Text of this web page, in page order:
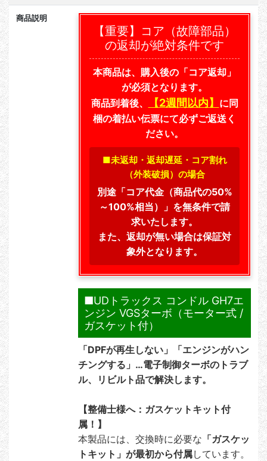
商品説明
【重要】コア（故障部品）
の返却が絶対条件です
本商品は、購入後の「コア返却」
が必須となります。
商品到着後、
【2週間以内】 に同
梱の着払い伝票にて必ずご返送く
ださい。
■未返却・返却遅延・コア割れ
（外装破損）の場合
別途「コア代金（商品代の50%
～100%相当）」を無条件で請
求いたします。
また、返却が無い場合は保証対
象外となります。
■UDトラックス コンドル GH7エ
ンジン VGSターボ（モーター式 /
ガスケット付）
「DPFが再生しない」「エンジンがハン
チングする」…電子制御ターボのトラブ
ル、リビルト品で解決します。
【整備士様へ：ガスケットキット付
属！】
本製品には、交換時に必要な 「ガスケッ
トキット」が最初から付属しています。